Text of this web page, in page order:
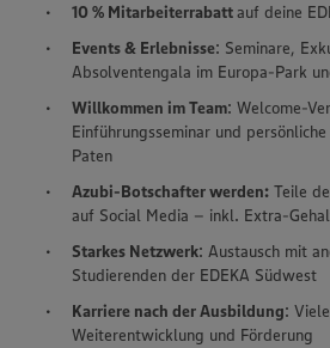
10 % Mitarbeiterrabattauf deine
Events & Erlebnisse: Seminare,
Absolventengala im Europa-Park
Willkommen im Team: Welcome-
Einführungsseminar und
Paten
Azubi-Botschafter werden: Teile
auf Social Media – inkl. Extra-
Starkes Netzwerk: Austausch mit
Studierenden der EDEKA Südwest
Karriere nach der Ausbildung:
Weiterentwicklung und Förderung